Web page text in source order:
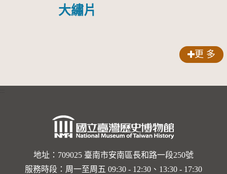
大繡片
更 多
地址：709025 臺南市安南區長和路一段250號
服務時段：周一至周五 09:30 - 12:30、13:30 - 17:30